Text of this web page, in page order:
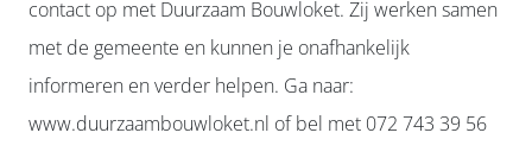
contact op met Duurzaam Bouwloket. Zij werken samen
met de gemeente en kunnen je onafhankelijk
informeren en verder helpen. Ga naar:
www.duurzaambouwloket.nl of bel met 072 743 39 56